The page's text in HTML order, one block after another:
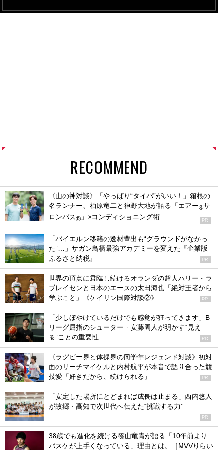
RECOMMEND
《山の神対談》「やっぱり“タイパ”がいい！」箱根の
名ランナー、柏原竜二と神野大地が語る「エアー®サ
ロンパス® 」×コンディショニング術 PR
「バイエルン移籍の逸材輩出も“グラウンドがなかっ
た”…」サガン鳥栖最強アカデミーを変えた『企業版
ふるさと納税』
PR
世界の頂点に君臨し続けるオランダの超人ハリー・ラ
ブレイセンと日本のエースの太田海也「絶対王者から
学ぶこと」《ケイリン国際対談②》
PR
「少しぼやけているだけでも感覚が狂ってきます」B
リーグ屈指のシューター・安藤周人が明かす“見え
る”ことの重要性
PR
《ラグビー界と体操界の同学年レジェンド対談》初対
面のリーチマイケルと内村航平が本音で語り合った競
技愛「好きだから、続けられる」
PR
「安定した場所にとどまれば成長は止まる」西内悠人
が故郷・高知で次世代へ伝えた“挑戦する力”
PR
38歳でも進化を続ける篠山竜青が語る「10年前より
バスケが上手くなっている」理由とは。［MVVりらい